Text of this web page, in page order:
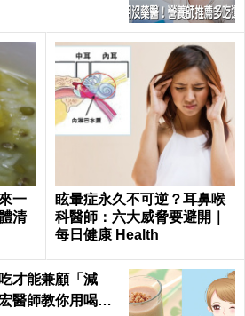
一
清
眩暈症永久不可逆？耳鼻喉
科醫師：六大威脅要避開｜
每日健康 Health
才能兼顧「減
醫師教你用喝的